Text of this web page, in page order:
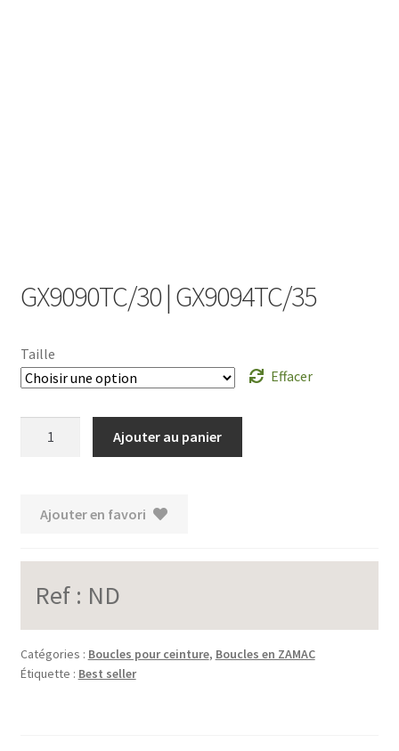
GX9090TC/30 | GX9094TC/35
Taille
Effacer
GX9094TC/35
Ajouter au panier
Ajouter en favori
Ref : ND
Catégories : Boucles pour ceinture, Boucles en ZAMAC
Étiquette : Best seller